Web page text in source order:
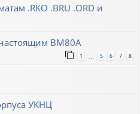
.RKO .BRU .ORD и
ВМ80А
1 5 6 7 8
УКНЦ